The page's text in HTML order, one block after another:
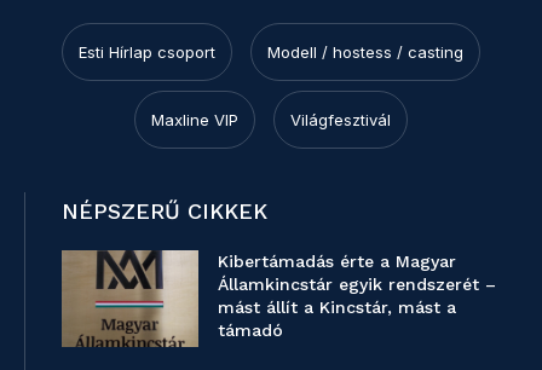
Esti Hírlap csoport Modell / hostess / casting
Maxline VIP Világfesztivál
NÉPSZERŰ CIKKEK
Kibertámadás érte a Magyar
Államkincstár egyik rendszerét –
mást állít a Kincstár, mást a
támadó